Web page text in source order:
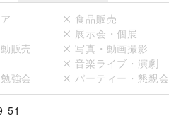
食品販売
展示会・個展
販売
写真・動画撮影
音楽ライブ・演劇
強会
パーティー・懇親会
51